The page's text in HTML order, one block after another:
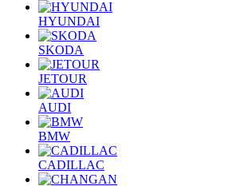
HYUNDAI
SKODA
JETOUR
AUDI
BMW
CADILLAC